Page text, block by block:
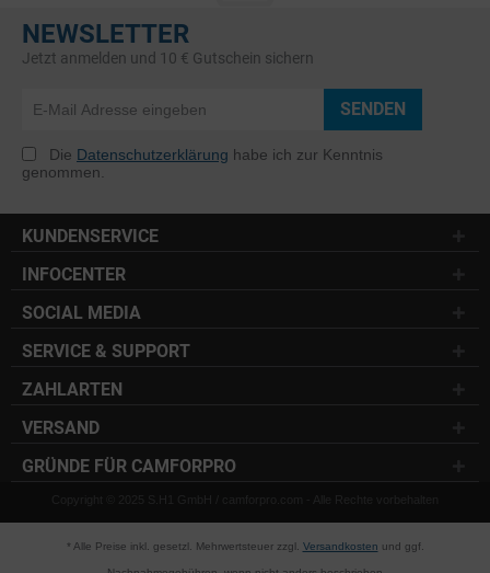
NEWSLETTER
Jetzt anmelden und 10 € Gutschein sichern
SENDEN
Die Datenschutzerklärung habe ich zur Kenntnis
genommen.
KUNDENSERVICE
INFOCENTER
SOCIAL MEDIA
SERVICE & SUPPORT
ZAHLARTEN
VERSAND
GRÜNDE FÜR CAMFORPRO
Copyright © 2025 S.H1 GmbH / camforpro.com - Alle Rechte vorbehalten
* Alle Preise inkl. gesetzl. Mehrwertsteuer zzgl. Versandkosten und ggf.